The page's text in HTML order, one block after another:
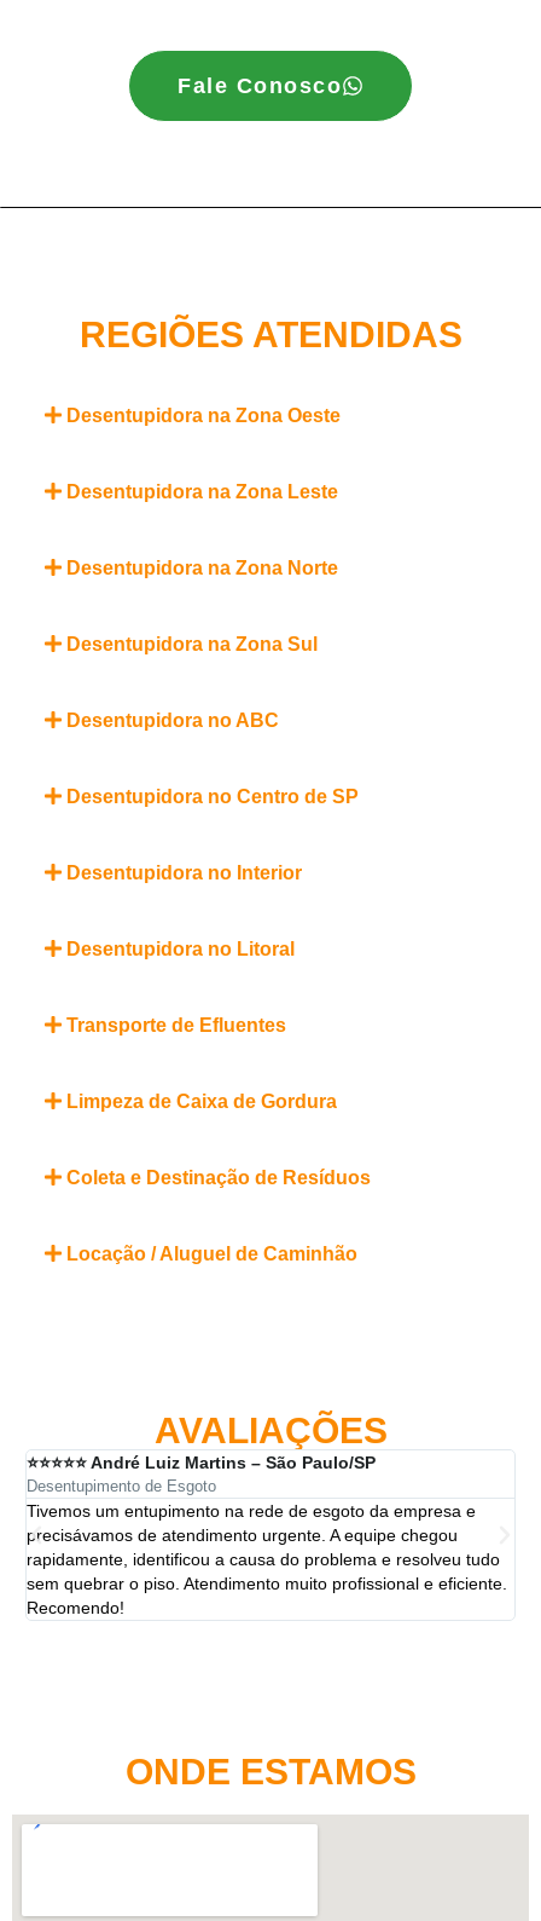
Fale Conosco
REGIÕES ATENDIDAS
Desentupidora na Zona Oeste
Desentupidora na Zona Leste
Desentupidora na Zona Norte
Desentupidora na Zona Sul
Desentupidora no ABC
Desentupidora no Centro de SP
Desentupidora no Interior
Desentupidora no Litoral
Transporte de Efluentes
Limpeza de Caixa de Gordura
Coleta e Destinação de Resíduos
Locação / Aluguel de Caminhão
AVALIAÇÕES
⭐⭐⭐⭐⭐ André Luiz Martins – São Paulo/SP
Desentupimento de Esgoto
Tivemos um entupimento na rede de esgoto da empresa e
precisávamos de atendimento urgente. A equipe chegou
rapidamente, identificou a causa do problema e resolveu tudo
sem quebrar o piso. Atendimento muito profissional e eficiente.
Recomendo!
ONDE ESTAMOS